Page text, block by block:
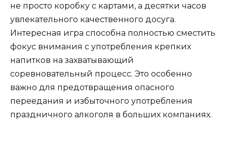
не просто коробку с картами, а десятки часов
увлекательного качественного досуга.
Интересная игра способна полностью сместить
фокус внимания с употребления крепких
напитков на захватывающий
соревновательный процесс. Это особенно
важно для предотвращения опасного
переедания и избыточного употребления
праздничного алкоголя в больших компаниях.